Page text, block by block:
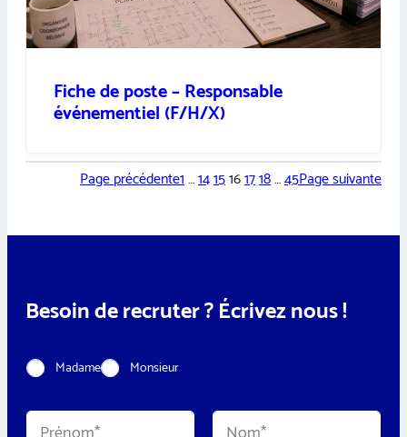
Fiche de poste – Responsable
événementiel (F/H/X)
Page précédente1…1415161718…45Page suivante
Besoin de recruter ? Écrivez nous !
C
i
Madame Monsieur
N